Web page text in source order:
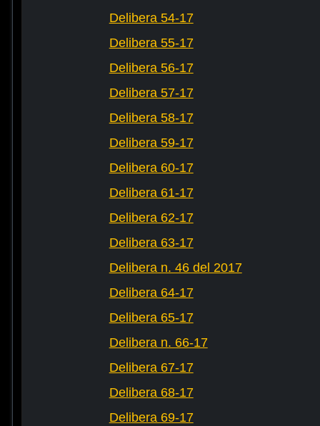
Delibera 54-17
Delibera 55-17
Delibera 56-17
Delibera 57-17
Delibera 58-17
Delibera 59-17
Delibera 60-17
Delibera 61-17
Delibera 62-17
Delibera 63-17
Delibera n. 46 del 2017
Delibera 64-17
Delibera 65-17
Delibera n. 66-17
Delibera 67-17
Delibera 68-17
Delibera 69-17